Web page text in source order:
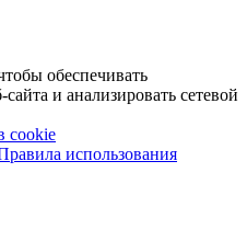
обеспечивать
и анализировать сетевой
cookie
использования